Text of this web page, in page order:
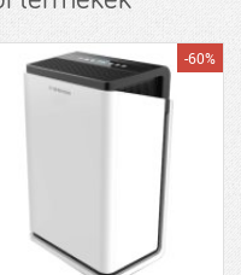
-60%